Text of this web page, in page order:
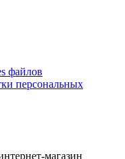
файлов
персональных
магазин